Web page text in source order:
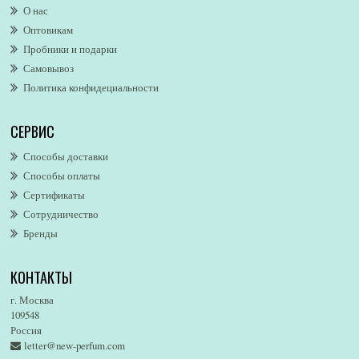
Alexandre. J
Alford & Hoff
Alfred Dunhill
Alfred Ritchy
Alfred Sung
AllSaints
Alsayad
Altaia
Alvarez Gomez
Alviero Martini
Alyson Oldoini
American Eagle
Amore Segreto
Amorino
Amouage
О нас
Оптовикам
Пробники и подарки
Самовывоз
Политика конфидециальности
СЕРВИС
Способы доставки
Способы оплаты
Сертификаты
Сотрудничество
Бренды
КОНТАКТЫ
г. Москва
109548
Россия
letter@new-perfum.com